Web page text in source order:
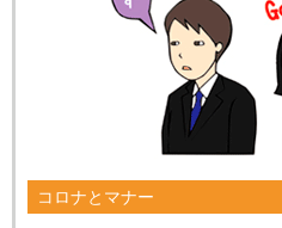
コロナとマナー